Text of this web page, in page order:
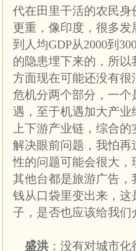
代在田里干活的农民
更重，像印度，很多
到人均GDP从2000到
的隐患埋下来的，所
方面现在可能还没有
危机分两个部分，一
遇，至于机遇加大产
上下游产业链，综合
解决眼前问题，我怕
性的问题可能会很大
其他台都是旅游广告
钱从口袋里变出来，
子，是否也应该给我
盛洪 ：没有对城市